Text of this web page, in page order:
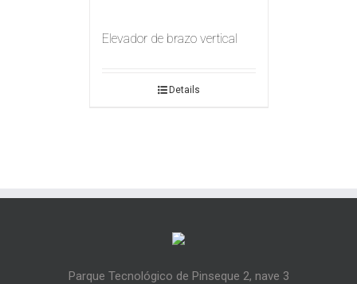
Elevador de brazo vertical
Details
Parque Tecnológico de Pinseque 2, nave 3